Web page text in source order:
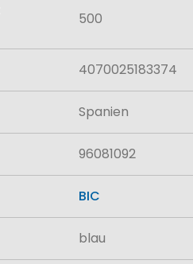
500
4070025183374
Spanien
96081092
BIC
blau